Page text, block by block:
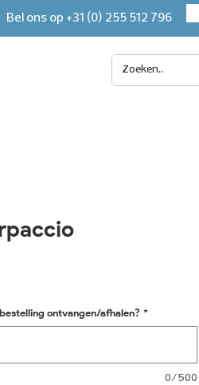
Bel ons op +31 (0) 255 512 796
ontvangen/afhalen? *
0/500